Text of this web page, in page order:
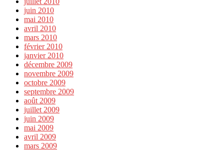
juin 2010
mai 2010
avril 2010
mars 2010
février 2010
janvier 2010
décembre 2009
novembre 2009
octobre 2009
septembre 2009
août 2009
juillet 2009
juin 2009
mai 2009
avril 2009
mars 2009